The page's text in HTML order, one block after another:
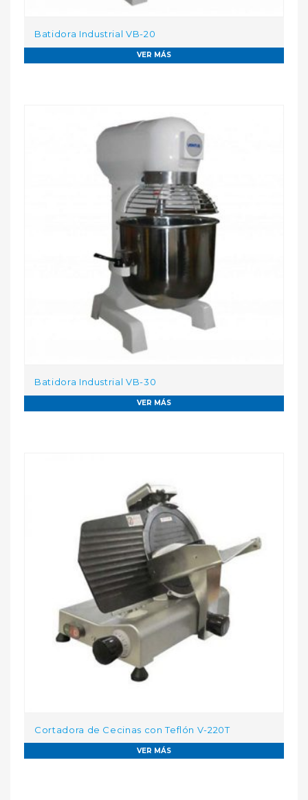
Batidora Industrial VB-20
VER MÁS
Batidora Industrial VB-30
VER MÁS
Cortadora de Cecinas con Teflón V-220T
VER MÁS